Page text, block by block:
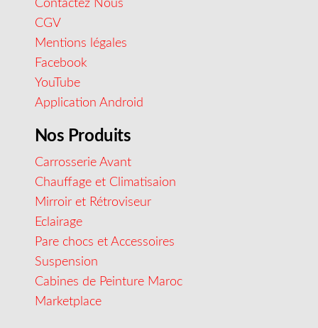
Contactez Nous
CGV
Mentions légales
Facebook
YouTube
Application Android
Nos Produits
Carrosserie Avant
Chauffage et Climatisaion
Mirroir et Rétroviseur
Eclairage
Pare chocs et Accessoires
Suspension
Cabines de Peinture Maroc
Marketplace